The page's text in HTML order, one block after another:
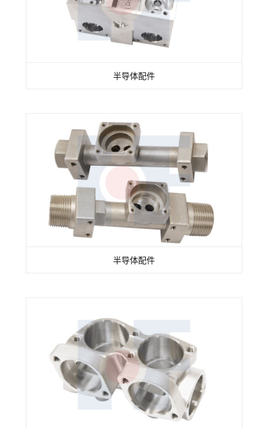
半导体配件
半导体配件